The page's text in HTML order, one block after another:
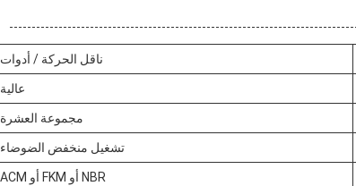
ناقل الحركة / أدوات
عالية
مجموعة العشرة
تشغيل منخفض الضوضاء
NBR أو FKM أو ACM